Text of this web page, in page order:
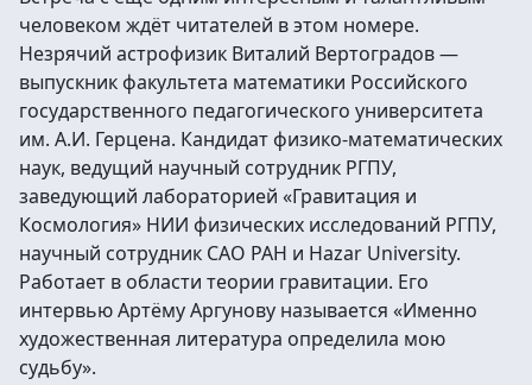
человеком ждёт читателей в этом номере.
Незрячий астрофизик Виталий Вертоградов —
выпускник факультета математики Российского
государственного педагогического университета
им. А.И. Герцена. Кандидат физико-математических
наук, ведущий научный сотрудник РГПУ,
заведующий лабораторией «Гравитация и
Космология» НИИ физических исследований РГПУ,
научный сотрудник САО РАН и Hazar University.
Работает в области теории гравитации. Его
интервью Артёму Аргунову называется «Именно
художественная литература определила мою
судьбу».